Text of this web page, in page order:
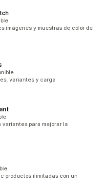
imágenes y muestras de color de
variantes y carga
variantes para mejorar la
productos ilimitadas con un